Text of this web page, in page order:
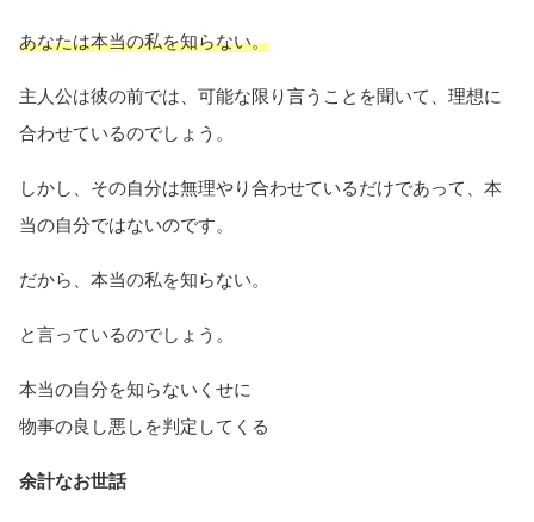
あなたは本当の私を知らない。
主人公は彼の前では、可能な限り言うことを聞いて、理想に
合わせているのでしょう。
しかし、その自分は無理やり合わせているだけであって、本
当の自分ではないのです。
だから、本当の私を知らない。
と言っているのでしょう。
本当の自分を知らないくせに
物事の良し悪しを判定してくる
余計なお世話